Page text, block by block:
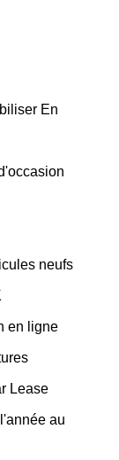
En
neufs
en ligne
Lease
au